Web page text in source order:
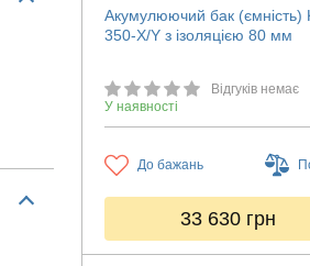
Акумулюючий бак (ємність)
350-X/Y з ізоляцією 80 мм
Відгуків немає
У наявності
До бажань
33 630 грн